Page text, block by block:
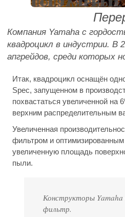
Компания Yamaha с
квадроцикл в индустрии.
апгрейдов, среди которых
Итак, квадроцикл оснащён
Spec, запущенном в
похвастаться увеличенной
верхним распределительным
Увеличенная
фильтром и
увеличенную площадь
пыли.
Конструкторы Yamaha
фильтр.